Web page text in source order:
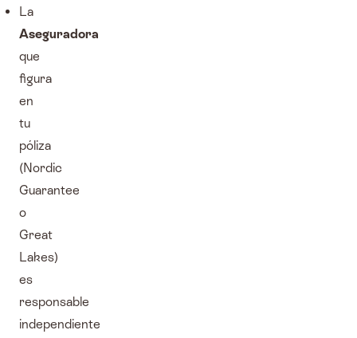
La
Aseguradora
que
figura
en
tu
póliza
(Nordic
Guarantee
o
Great
Lakes)
es
responsable
independiente